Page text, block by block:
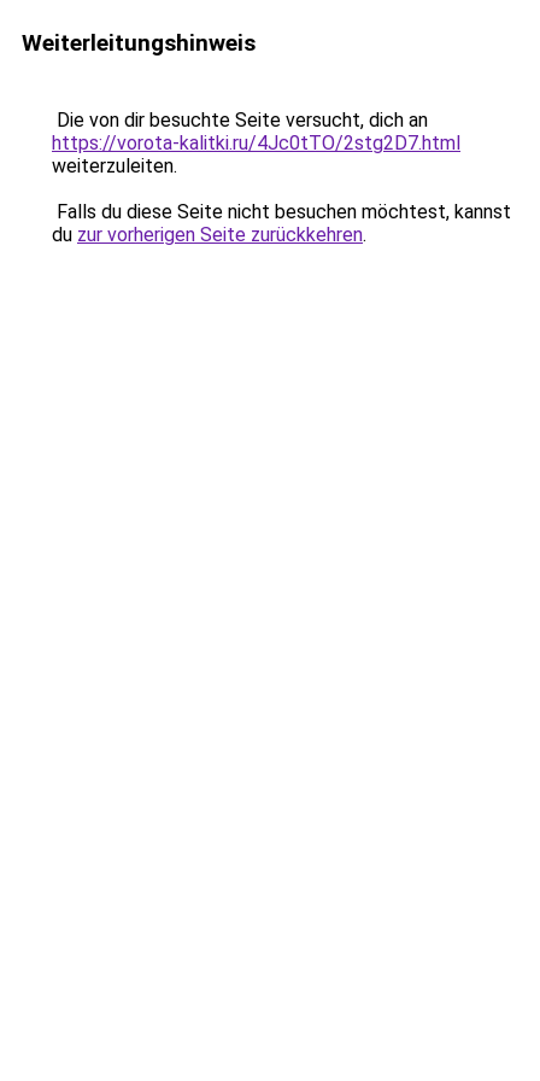
Weiterleitungshinweis
Die von dir besuchte Seite versucht, dich an
https://vorota-kalitki.ru/4Jc0tTO/2stg2D7.html
weiterzuleiten.
Falls du diese Seite nicht besuchen möchtest, kannst
du zur vorherigen Seite zurückkehren.